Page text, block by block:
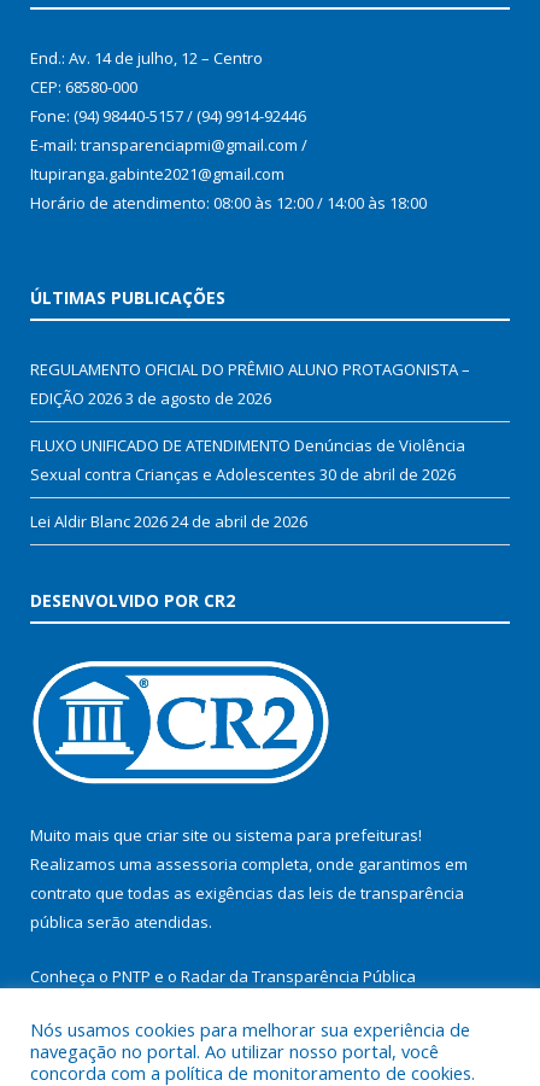
End.: Av. 14 de julho, 12 – Centro
CEP: 68580-000
Fone: (94) 98440-5157 / (94) 9914-92446
E-mail: transparenciapmi@gmail.com /
Itupiranga.gabinte2021@gmail.com
Horário de atendimento: 08:00 às 12:00 / 14:00 às 18:00
ÚLTIMAS PUBLICAÇÕES
REGULAMENTO OFICIAL DO PRÊMIO ALUNO PROTAGONISTA –
EDIÇÃO 20263 de agosto de 2026
FLUXO UNIFICADO DE ATENDIMENTO Denúncias de Violência
Sexual contra Crianças e Adolescentes 30 de abril de 2026
Lei Aldir Blanc 202624 de abril de 2026
DESENVOLVIDO POR CR2
Muito mais que criar site ou sistema para prefeituras!
Realizamos uma assessoria completa, onde garantimos em
contrato que todas as exigências das leis de transparência
pública serão atendidas.
Conheça o PNTP e o Radar da Transparência Pública
Nós usamos cookies para melhorar sua experiência de
navegação no portal. Ao utilizar nosso portal, você
concorda com a política de monitoramento de cookies.